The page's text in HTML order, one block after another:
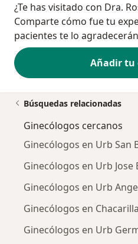
¿Te has visitado con Dra.
Comparte cómo fue tu
pacientes te lo
Añadir tu
Búsquedas relacionadas
Ginecólogos cercanos
Ginecólogos en Urb San
Ginecólogos en Urb Jose
Ginecólogos en Urb
Ginecólogos en
Ginecólogos en Urb